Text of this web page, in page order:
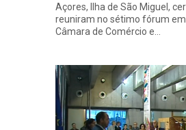
Açores, Ilha de São Miguel,
reuniram no sétimo fórum
Câmara de Comércio e…